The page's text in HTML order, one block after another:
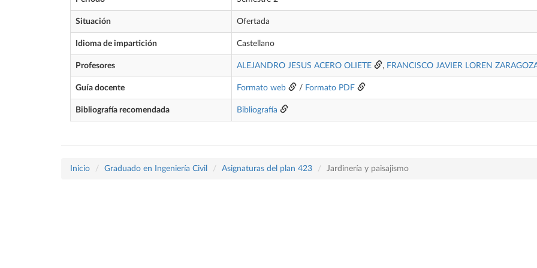
Situación Ofertada
Idioma de impartición Castellano
Profesores ALEJANDRO JESUS ACERO OLIETE , FRANCISCO JAVIER LOREN
Guía docente Formato web / Formato PDF
Bibliografía recomendada Bibliografía
Inicio Graduado en Ingeniería Civil Asignaturas del plan 423 Jardinería y paisajismo